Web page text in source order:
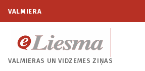
VALMIERA
VALMIERAS UNVIDZEMES ZIŅAS